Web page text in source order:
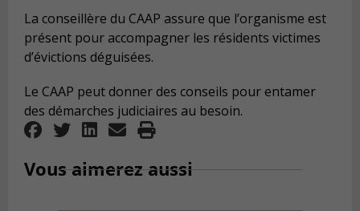
La conseillère du CAAP assure que l’organisme est
présent pour accompagner les résidents victimes
d’évictions déguisées.
Le CAAP peut donner des conseils pour entamer
des démarches judiciaires au besoin.
Vous aimerez aussi